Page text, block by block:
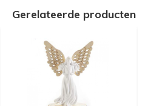
Gerelateerde producten